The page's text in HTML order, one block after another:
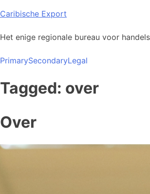
Skip
content
Caribische Export
Het enige regionale bureau voor
PrimarySecondaryLegal
Tagged: over
Over